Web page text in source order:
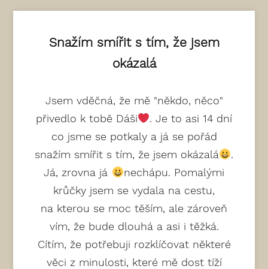
Snažím smířit s tím, že jsem
okázalá
Jsem vděčná, že mě "někdo, něco"
přivedlo k tobě Dáši
. Je to asi 14 dní
co jsme se potkaly a já se pořád
snažím smířit s tím, že jsem okázalá
.
Já, zrovna já
nechápu. Pomalými
krůčky jsem se vydala na cestu,
na kterou se moc těším, ale zároveň
vím, že bude dlouhá a asi i těžká.
Cítím, že potřebuji rozklíčovat některé
věci z minulosti, které mě dost tíží